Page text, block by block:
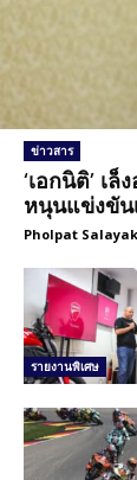
ข่าวสาร
‘เอกนิติ’ เ
หนุนแข่งขัน
Pholpat
รายงานพิเศษ